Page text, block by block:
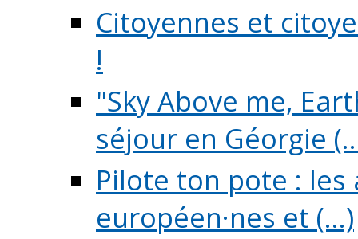
Citoyennes et
!
"Sky Above me,
séjour en Géorgie
Pilote ton pote :
européen·nes et (...)